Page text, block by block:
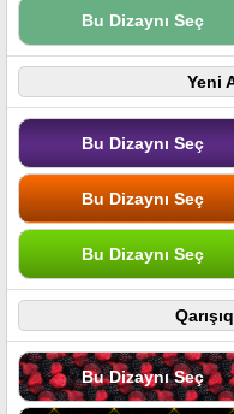
Bu Dizaynı Seç
Yeni
Bu Dizaynı Seç
Bu Dizaynı Seç
Bu Dizaynı Seç
Bu Dizaynı Seç